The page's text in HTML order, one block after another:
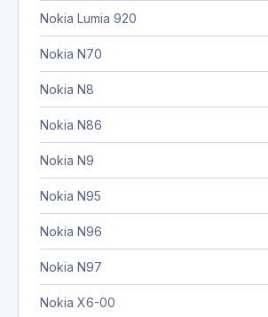
Nokia Lumia 920
Nokia N70
Nokia N8
Nokia N86
Nokia N9
Nokia N95
Nokia N96
Nokia N97
Nokia X6-00